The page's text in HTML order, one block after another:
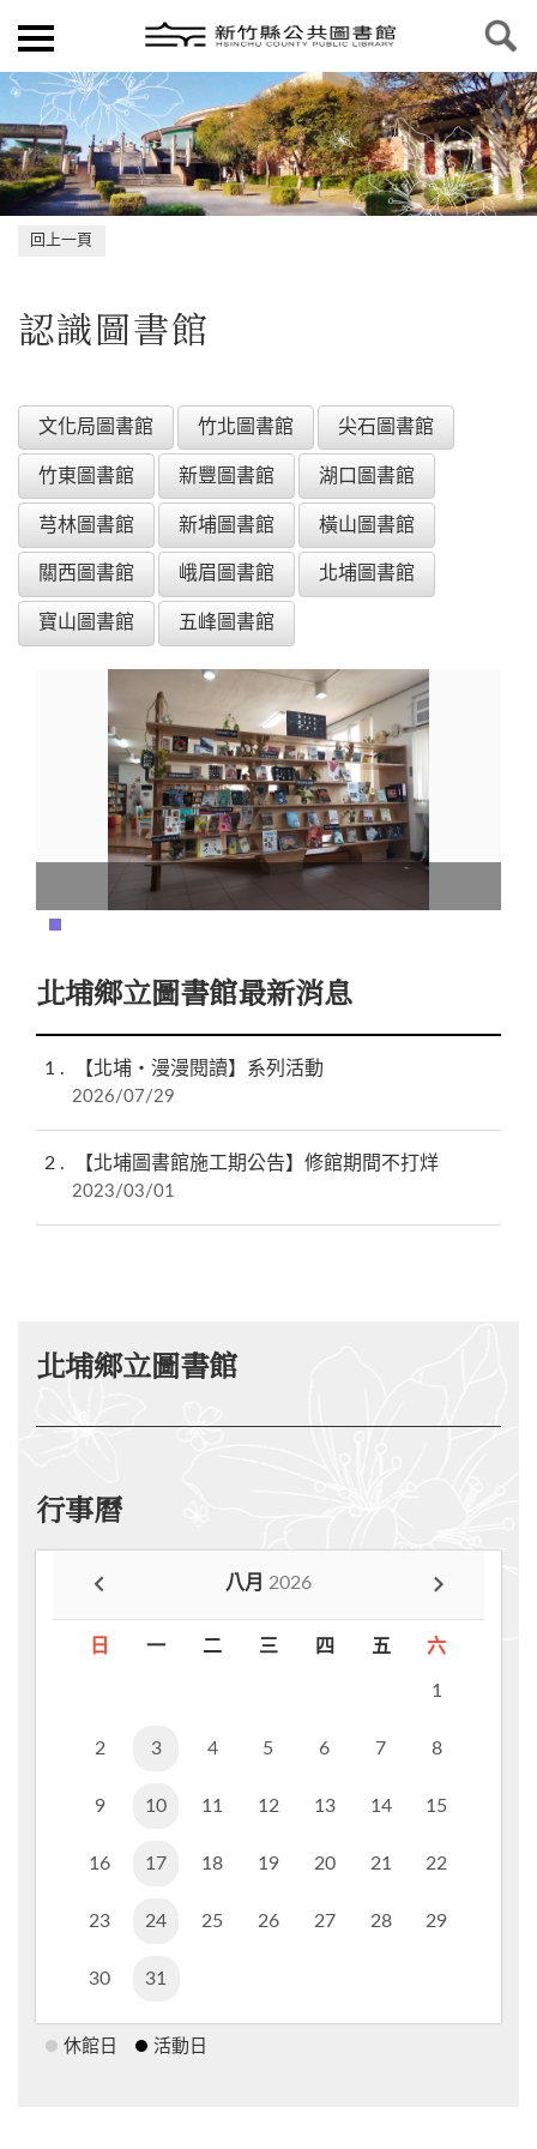
回上一頁
認識圖書館
文化局圖書館 竹北圖書館 尖石圖書館
竹東圖書館 新豐圖書館 湖口圖書館
芎林圖書館 新埔圖書館 橫山圖書館
關西圖書館 峨眉圖書館 北埔圖書館
寶山圖書館 五峰圖書館
北埔鄉立圖書館最新消息
1 【北埔‧漫漫閱讀】系列活動
2026/07/29
2 【北埔圖書館施工期公告】修館期間不打烊
2023/03/01
北埔鄉立圖書館
行事曆
八月 2026
日 一 二 三 四 五 六
1
2 3 4 5 6 7 8
9 10 11 12 13 14 15
16 17 18 19 20 21 22
23 24 25 26 27 28 29
30 31
休館日 活動日